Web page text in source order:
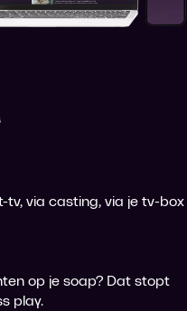
via casting, via je tv-box
op je soap? Dat stopt
play.